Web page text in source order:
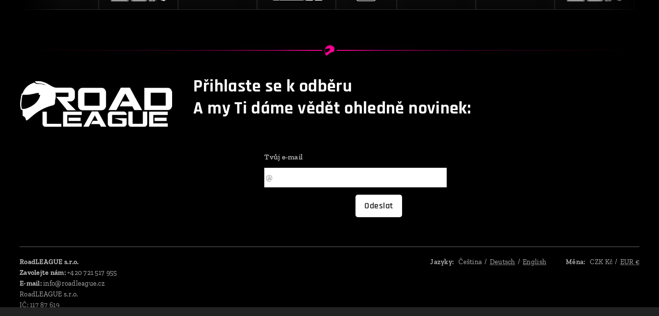
Přihlaste se k odběru
A my Ti dáme vědět ohledně novinek:
Tvůj e-mail
Odeslat
RoadLEAGUE s.r.o.
Zavolejte nám:+420 721 517 955
E-mail:info@roadleague.cz
RoadLEAGUE s.r.o.
IČ: 117 87 619
Jazyky Čeština Deutsch English Měna CZK Kč EUR €